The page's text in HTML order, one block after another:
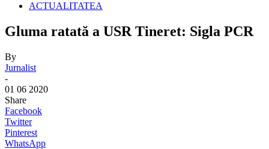
ACTUALITATEA
Gluma ratată a USR Tineret: Sigla PCR
By
Jurnalist
-
01 06 2020
Share
Facebook
Twitter
Pinterest
WhatsApp